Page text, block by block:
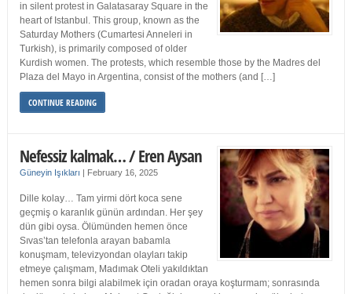
in silent protest in Galatasaray Square in the
heart of Istanbul. This group, known as the
Saturday Mothers (Cumartesi Anneleri in
Turkish), is primarily composed of older
Kurdish women. The protests, which resemble those by the Madres del
Plaza del Mayo in Argentina, consist of the mothers (and […]
CONTINUE READING
Nefessiz kalmak… / Eren Aysan
Güneyin Işıkları | February 16, 2025
Dille kolay… Tam yirmi dört koca sene
geçmiş o karanlık günün ardından. Her şey
dün gibi oysa. Ölümünden hemen önce
Sıvas’tan telefonla arayan babamla
konuşmam, televizyondan olayları takip
etmeye çalışmam, Madımak Oteli yakıldıktan
hemen sonra bilgi alabilmek için oradan oraya koşturmam; sonrasında